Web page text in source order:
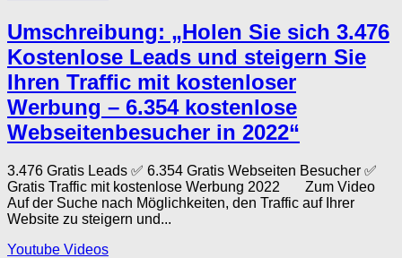
Umschreibung: „Holen Sie sich 3.476
Kostenlose Leads und steigern Sie
Ihren Traffic mit kostenloser
Werbung – 6.354 kostenlose
Webseitenbesucher in 2022“
3.476 Gratis Leads ✅ 6.354 Gratis Webseiten Besucher ✅
Gratis Traffic mit kostenlose Werbung 2022 Zum Video
Auf der Suche nach Möglichkeiten, den Traffic auf Ihrer
Website zu steigern und...
Youtube Videos